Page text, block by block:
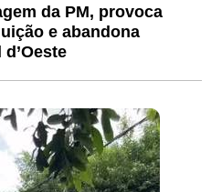
da PM, provoca
e abandona